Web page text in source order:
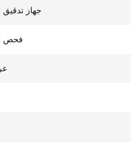
جهاز تدقيق
فحص